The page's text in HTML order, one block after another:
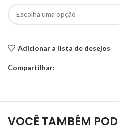
Adicionar a lista de desejos
Compartilhar:
VOCÊ TAMBÉM